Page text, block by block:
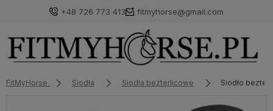
+48 726 773 413 fitmyhorse@gmail.com
FitMyHorse Siodła Siodła bezterlicowe Siodło